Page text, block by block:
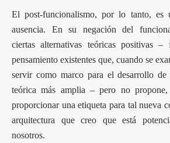
El post-funcionalismo, por lo tanto, es
ausencia. En su negación del
ciertas alternativas teóricas positivas –
pensamiento existentes que, cuando se
servir como marco para el desarrollo de
teórica más amplia – pero no
proporcionar una etiqueta para tal nueva
arquitectura que creo que está
nosotros.